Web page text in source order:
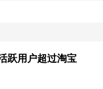
跃用户超过淘宝